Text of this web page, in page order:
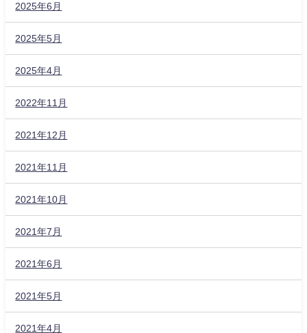
2025年6月
2025年5月
2025年4月
2022年11月
2021年12月
2021年11月
2021年10月
2021年7月
2021年6月
2021年5月
2021年4月